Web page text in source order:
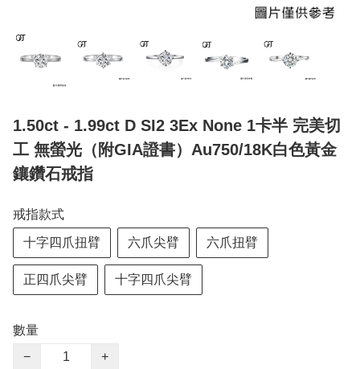
1.50ct - 1.99ct D SI2 3Ex None 1卡半 完美切
工 無螢光（附GIA證書）Au750/18K白色黃金
鑲鑽石戒指
戒指款式
十字四爪扭臂 六爪尖臂 六爪扭臂
正四爪尖臂 十字四爪尖臂
數量
−
+